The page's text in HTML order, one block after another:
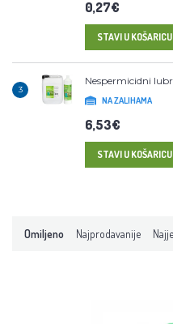
0,27€
STAVI U KOŠARICU
3
Nespermicidni
NA ZALIHAMA
6,53€
STAVI U KOŠARICU
Omiljeno Najprodavanije